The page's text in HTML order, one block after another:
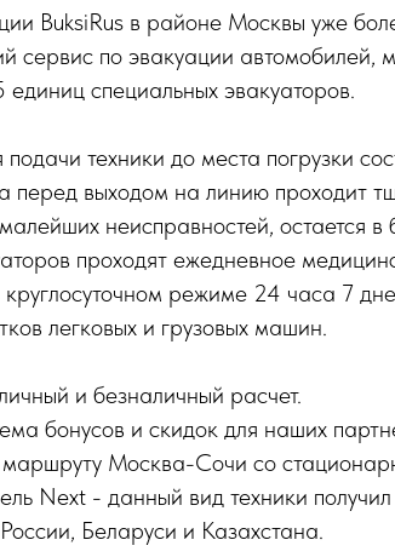
BuksiRus в районе Москвы уже
сервис по эвакуации автомобилей,
единиц специальных эвакуаторов.
техники до места погрузки
перед выходом на линию проходит
неисправностей, остается в
проходят ежедневное
режиме 24 часа 7
легковых и грузовых машин.
и безналичный расчет.
бонусов и скидок для наших
Москва-Сочи со
Next - данный вид техники
Беларуси и Казахстана.